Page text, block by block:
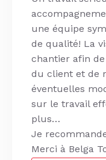
Très satisfait
et isolé notre
réalisé un
couvreurs ont
Z. -Ethan
Entreprise
très
leurs services
de notre
résultat final !
conseils aux
une équipe
de qualité! La
chantier afin de
du client et de
éventuelles
sur le travail
plus…
Je
Merci à Belga
Très satisfait
et isolé notre
réalisé un
couvreurs ont
Z. -Ethan
Entreprise
très
leurs services
de notre
résultat final !
conseils aux